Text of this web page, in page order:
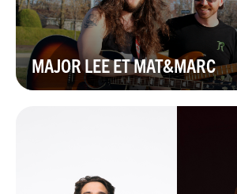
MAJOR LEE ET MAT&MARC